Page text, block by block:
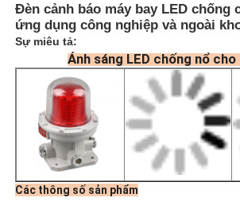
Đèn cảnh báo máy bay LED chống
ứng dụng công nghiệp và ngoài
Sự miêu tả:
Ánh sáng LED chống nổ cho
Các thông số sản phẩm